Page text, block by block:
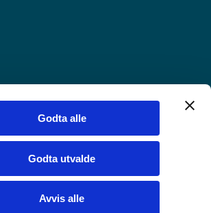
Godta alle
Godta utvalde
Avvis alle